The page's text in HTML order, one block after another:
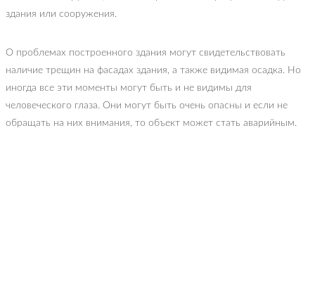
здания или сооружения.
О проблемах построенного здания могут свидетельствовать
наличие трещин на фасадах здания, а также видимая осадка. Но
иногда все эти моменты могут быть и не видимы для
человеческого глаза. Они могут быть очень опасны и если не
обращать на них внимания, то объект может стать аварийным.